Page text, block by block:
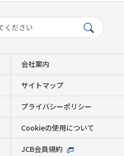
会社案内
サイトマップ
プライバシーポリシー
Cookieの使用について
JCB会員規約